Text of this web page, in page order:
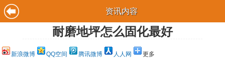
资讯内容
耐磨地坪怎么固化最好
新浪微博 QQ空间 腾讯微博 人人网 更多